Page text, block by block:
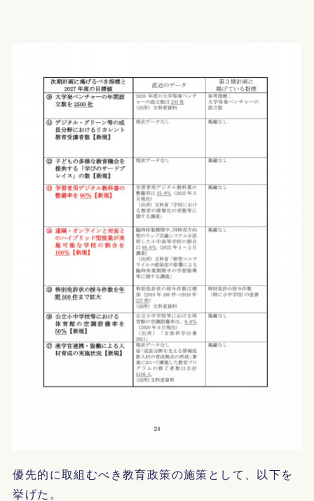
優先的に取組むべき教育政策の施策として、以下を
挙げた。